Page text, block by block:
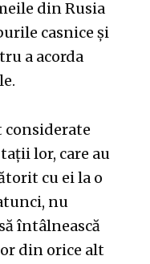
din Rusia
casnice și
a acorda
considerate
lor, care au
cu ei la o
nu
întâlnească
din orice alt